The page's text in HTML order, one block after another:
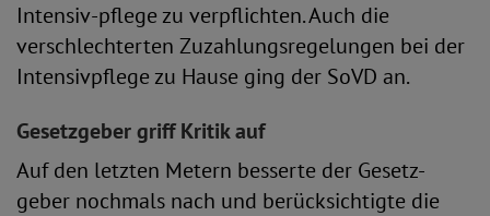
Intensiv-pflege zu verpflichten. Auch die
verschlechterten Zuzahlungsregelungen bei der
Intensivpflege zu Hause ging der SoVD an.
Gesetzgeber griff Kritik auf
Auf den letzten Metern besserte der Gesetz-
geber nochmals nach und berücksichtigte die